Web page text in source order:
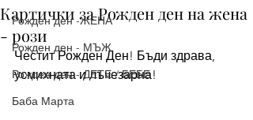
Рожден ден -ЖЕНА
Рожден ден - МЪЖ
Рожден ден - ДЕТЕ / БЕБЕ
Баба Марта
Картички за Рожден ден на жена
- рози
Честит Рожден Ден! Бъди здрава,
усмихната и лъчезарна!